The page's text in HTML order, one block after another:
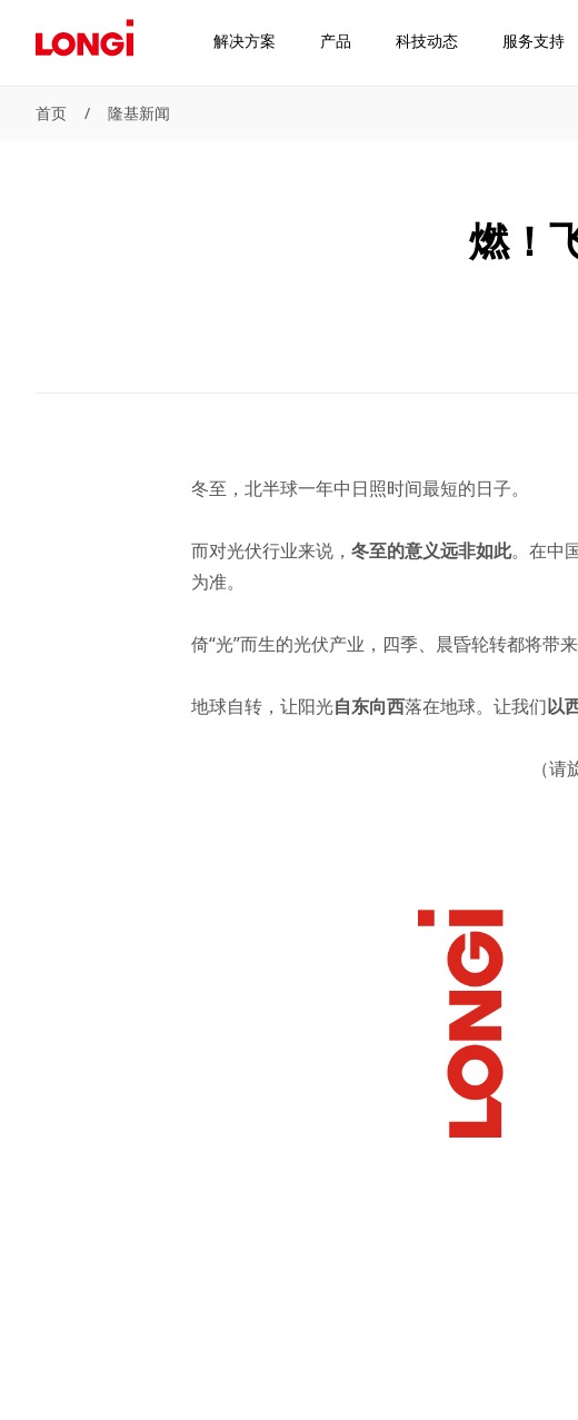
解决方案 产品 科技动态 服务支持
首页 / 隆基新闻
燃！
冬至，北半球一年中日照时间最短的日子。
而对光伏行业来说， 冬至的意义远非如此。在中
为准。
倚“光”而生的光伏产业，四季、晨昏轮转都将带来
地球自转，让阳光自东向西落在地球。让我们以
（